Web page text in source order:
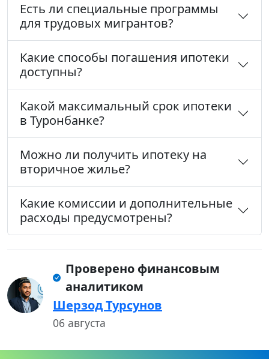
Есть ли специальные программы
для трудовых мигрантов?
Какие способы погашения ипотеки
доступны?
Какой максимальный срок ипотеки
в Туронбанке?
Можно ли получить ипотеку на
вторичное жилье?
Какие комиссии и дополнительные
расходы предусмотрены?
Проверено финансовым
аналитиком
Шерзод Турсунов
06 августа